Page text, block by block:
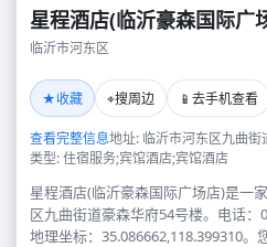
星程酒店(临沂豪森国际广
临沂市河东区
★收藏 ⌖搜周边 📱 去手机查看
查看完整信息地址: 临沂市河东区九曲
类型: 住宿服务;宾馆酒店;宾馆酒店
星程酒店(临沂豪森国际广场店)是一
区九曲街道豪森华府54号楼。电话：
地理坐标：35.086662,118.399310